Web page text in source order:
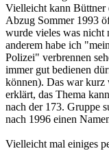
Vielleicht kann Büttner
Abzug Sommer 1993
wurde vieles was nicht
anderem habe ich
Polizei" verbrennen
immer gut bedienen
können). Das war
erklärt, das Thema
nach der 173. Gruppe
nach 1996 einen
Vielleicht mal einiges